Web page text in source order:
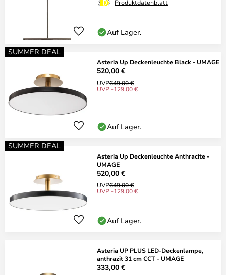
Produktdatenblatt
Auf Lager.
SUMMER DEAL
Asteria Up Deckenleuchte Black - UMAGE
520,00 €
UVP649,00 €
UVP -129,00 €
Auf Lager.
SUMMER DEAL
Asteria Up Deckenleuchte Anthracite -
UMAGE
520,00 €
UVP649,00 €
UVP -129,00 €
Auf Lager.
Asteria UP PLUS LED-Deckenlampe,
anthrazit 31 cm CCT - UMAGE
333,00 €